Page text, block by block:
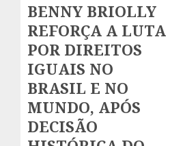
BENNY BRIOLLY
REFORÇA A LUTA
POR DIREITOS
IGUAIS NO
BRASIL E NO
MUNDO, APÓS
DECISÃO